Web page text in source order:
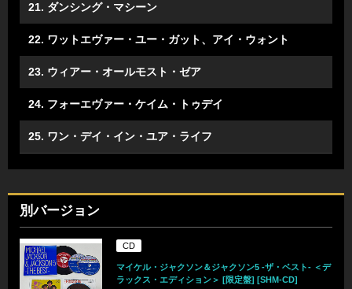
21. ダンシング・マシーン
22. ワットエヴァー・ユー・ガット、アイ・ウォント
23. ウィアー・オールモスト・ゼア
24. フォーエヴァー・ケイム・トゥデイ
25. ワン・デイ・イン・ユア・ライフ
別バージョン
CD
マイケル・ジャクソン＆ジャクソン5 -ザ・ベスト- ＜デ
ラックス・エディション＞ [限定盤] [SHM-CD]